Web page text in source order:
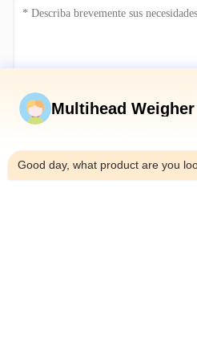
Envíe
Multihead
Good day, what product are you